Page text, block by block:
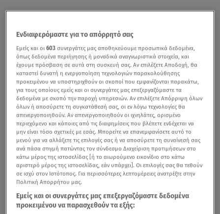
Ενδιαφερόμαστε για το απόρρητό σας
Εμείς και οι603 συνεργάτες μας αποθηκεύουμε προσωπικά δεδομένα,
όπως δεδομένα περιήγησης ή μοναδικά αναγνωριστικά στοιχεία, και
έχουμε πρόσβαση σε αυτά στη συσκευή σας. Αν επιλέξετε Αποδοχή, θα
καταστεί δυνατή η ενεργοποίηση τεχνολογιών παρακολούθησης
προκειμένου να υποστηριχθούν οι σκοποί που εμφανίζονται παρακάτω,
για τους οποίους εμείς και οι συνεργάτες μας επεξεργαζόμαστε τα
δεδομένα με σκοπό την παροχή υπηρεσιών. Αν επιλέξετε Απόρριψη όλων
όλων ή αποσύρετε τη συγκατάθεσή σας, οι εν λόγω τεχνολογίες θα
απενεργοποιηθούν. Αν απενεργοποιηθούν οι ιχνηλάτες, ορισμένο
περιεχόμενο και κάποιες από τις διαφημίσεις που βλέπετε ενδέχεται να
μην είναι τόσο σχετικές με εσάς. Μπορείτε να επανεμφανίσετε αυτό το
μενού για να αλλάξετε τις επιλογές σας ή να αποσύρετε τη συναίνεσή σας
ανά πάσα στιγμή πατώντας τον σύνδεσμο Διαχείριση προτιμήσεων στο
κάτω μέρος της ιστοσελίδας [ή το αιωρούμενο εικονίδιο στο κάτω
αριστερό μέρος της ιστοσελίδας, εάν υπάρχει]. Οι επιλογές σας θα τεθούν
σε ισχύ στον Ιστότοπος. Για περισσότερες λεπτομέρειες ανατρέξτε στην
Πολιτική Απορρήτου μας.
Εμείς και οι συνεργάτες μας επεξεργαζόμαστε δεδομένα
προκειμένου να παρασχεθούν τα εξής: